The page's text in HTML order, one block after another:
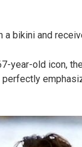
a bikini and
year-old icon,